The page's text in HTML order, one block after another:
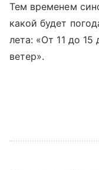
Тем временем
какой будет
лета: «От 11 до
ветер».